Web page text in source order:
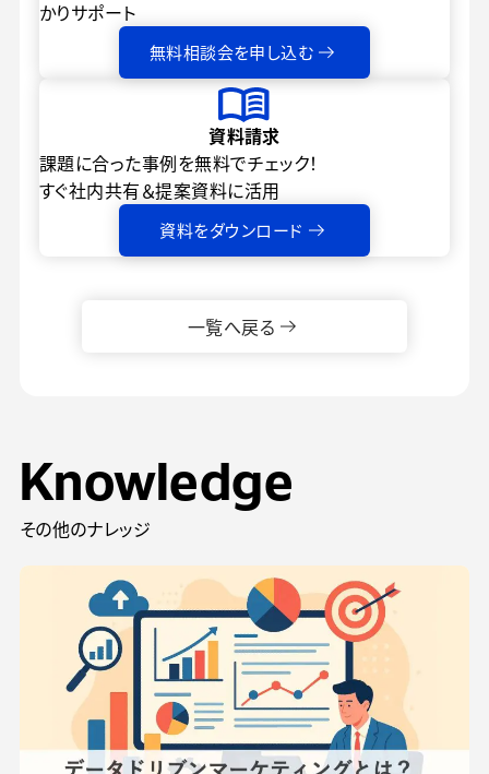
かりサポート
無料相談会を申し込む
資料請求
課題に合った事例を無料でチェック！
すぐ社内共有＆提案資料に活用
資料をダウンロード
一覧へ戻る
Knowledge
その他のナレッジ